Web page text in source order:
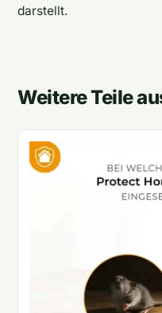
darstellt.
Weitere Teile